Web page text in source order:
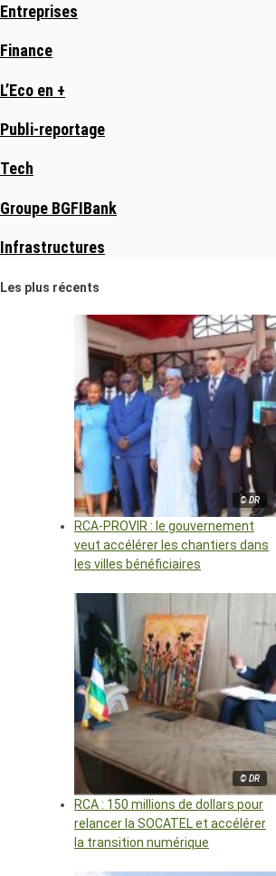
Entreprises
Finance
L’Eco en +
Publi-reportage
Tech
Groupe BGFIBank
Infrastructures
Les plus récents
© DR
RCA-PROVIR : le gouvernement
veut accélérer les chantiers dans
les villes bénéficiaires
© DR
RCA : 150 millions de dollars pour
relancer la SOCATEL et accélérer
la transition numérique